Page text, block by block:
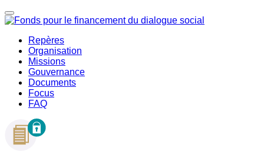
Repères
Organisation
Missions
Gouvernance
Documents
Focus
FAQ